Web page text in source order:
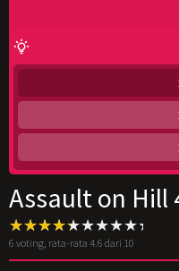
Assault on Hill
6 voting, rata-rata 4.6 dari 10